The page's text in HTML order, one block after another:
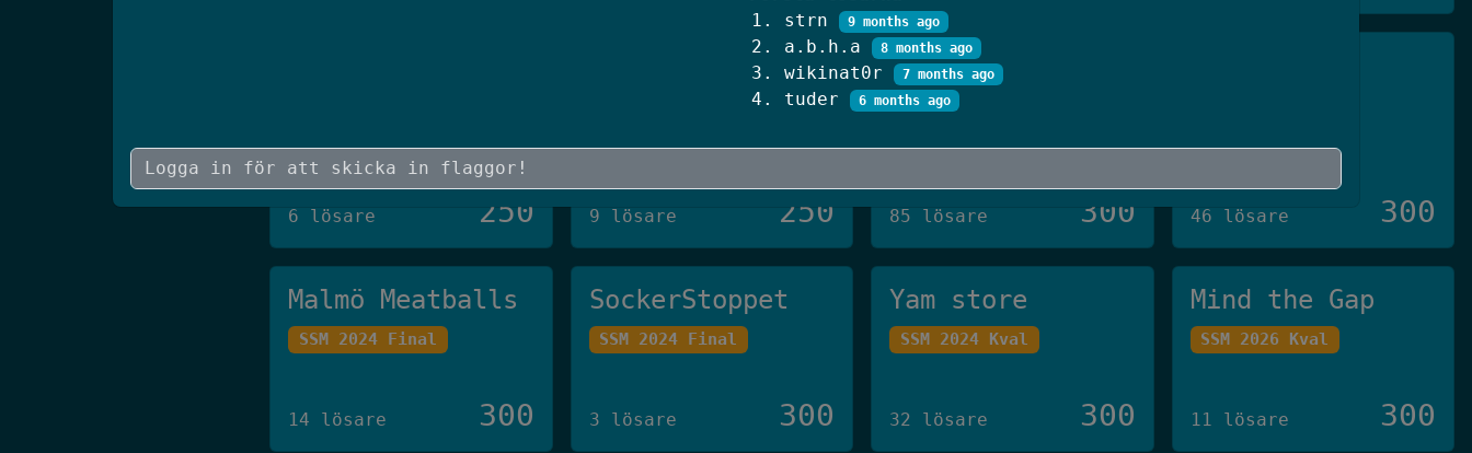
6 lösare 250
Authority ✨
9 lösare 250
CV-skrivare™️
SSM 2023 Final
85 lösare 300 46 lösare 300
Malmö Meatballs
SSM 2024 Final
14 lösare 300
SockerStoppet
SSM 2024 Final
3 lösare 300
Yam store
SSM 2024 Kval
32 lösare 300
Mind the Gap
SSM 2026 Kval
11 lösare 300
strn
9 months ago
a.b.h.a 8 months ago
wikinat0r 7 months ago
tuder 6 months ago